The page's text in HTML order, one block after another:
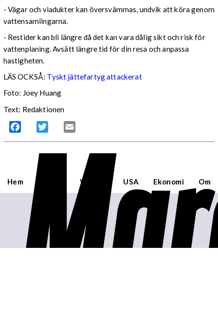
- Vägar och viadukter kan översvämmas, undvik att köra genom
vattensamlingarna.
- Restider kan bli längre då det kan vara dålig sikt och risk för
vattenplaning. Avsätt längre tid för din resa och anpassa
hastigheten.
LÄS OCKSÅ: Tyskt jättefartyg attackerat
Foto: Joey Huang
Text: Redaktionen
Facebook Twitter
Hem Världen USA Ekonomi Om